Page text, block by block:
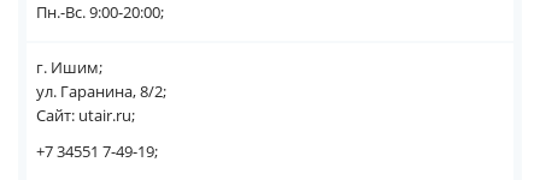
Пн.-Вс. 9:00-20:00;
г. Ишим;
ул. Гаранина, 8/2;
Сайт: utair.ru;
+7 34551 7-49-19;